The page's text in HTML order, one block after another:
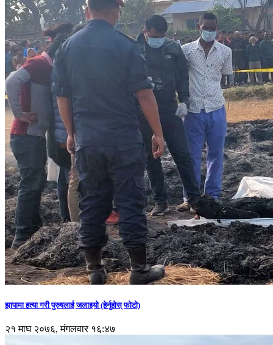
झापामा हत्या गरी पुरुषलाई जलाइयो (हेर्नुहाेस् फाेटाे)
२१ माघ २०७६, मंगलवार १६:४७